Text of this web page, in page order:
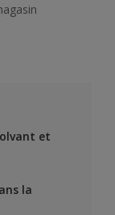
et
la